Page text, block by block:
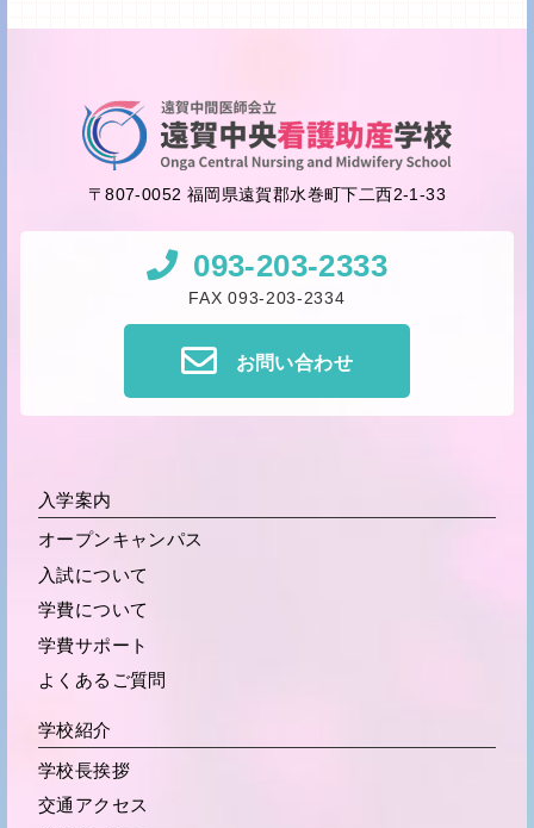
〒807-0052 福岡県遠賀郡水巻町下二西2-1-33
093-203-2333
FAX 093-203-2334
お問い合わせ
入学案内
オープンキャンパス
入試について
学費について
学費サポート
よくあるご質問
学校紹介
学校長挨拶
交通アクセス